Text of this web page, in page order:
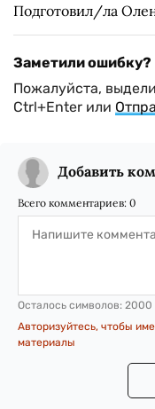
Подготовил/ла
Заметили ошибку?
Пожалуйста,
Ctrl+Enter или
Добавить
Всего комментариев: 0
Осталось символов: 2000
Авторизуйтесь, чтобы
материалы